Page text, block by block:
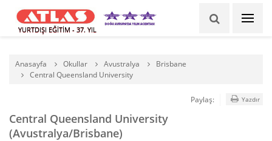
YURTDIŞI EĞİTİM - 37. YIL
Anasayfa Okullar Avustralya
Brisbane
Central Queensland University
Central Queensland University
(Avustralya/Brisbane)
Paylaş: Yazdır